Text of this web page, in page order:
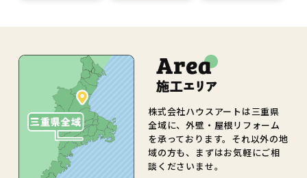
株式会社ハウスアートは三重県
全域に、外壁・屋根リフォーム
を承っております。それ以外の地
域の方も、まずはお気軽にご相
談くださいませ。